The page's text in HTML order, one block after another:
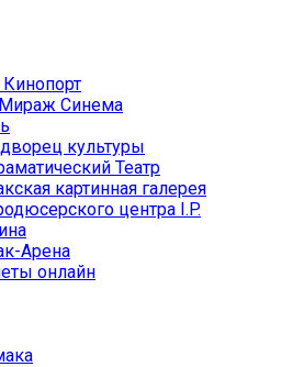
Мираж Синема
культуры
Театр
картинная галерея
центра I.P.
Арена
онлайн